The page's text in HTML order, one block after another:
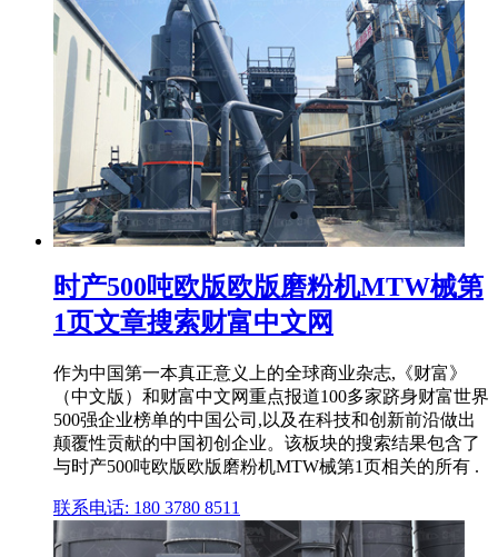
时产500吨欧版欧版磨粉机MTW械第
1页文章搜索财富中文网
作为中国第一本真正意义上的全球商业杂志,《财富》
（中文版）和财富中文网重点报道100多家跻身财富世界
500强企业榜单的中国公司,以及在科技和创新前沿做出
颠覆性贡献的中国初创企业。该板块的搜索结果包含了
与时产500吨欧版欧版磨粉机MTW械第1页相关的所有 .
联系电话: 180 3780 8511